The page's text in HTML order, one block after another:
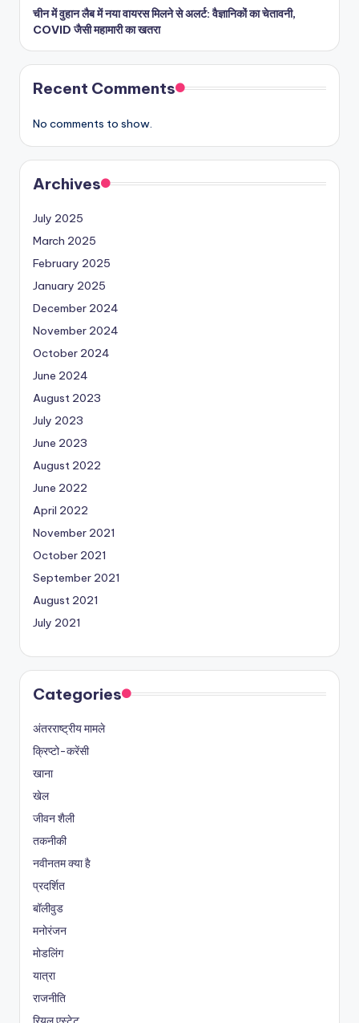
चीन में वुहान लैब में नया वायरस मिलने से अलर्ट: वैज्ञानिकों का चेतावनी,
COVID जैसी महामारी का खतरा
Recent Comments
No comments to show.
Archives
July 2025
March 2025
February 2025
January 2025
December 2024
November 2024
October 2024
June 2024
August 2023
July 2023
June 2023
August 2022
June 2022
April 2022
November 2021
October 2021
September 2021
August 2021
July 2021
Categories
अंतरराष्ट्रीय मामले
क्रिप्टो-करेंसी
खाना
खेल
जीवन शैली
तकनीकी
नवीनतम क्या है
प्रदर्शित
बॉलीवुड
मनोरंजन
मोडलिंग
यात्रा
राजनीति